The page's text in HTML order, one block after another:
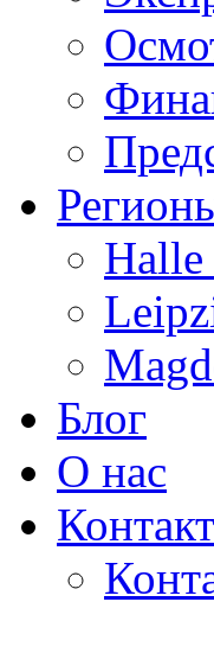
Halle
Блог
О нас
Контакт